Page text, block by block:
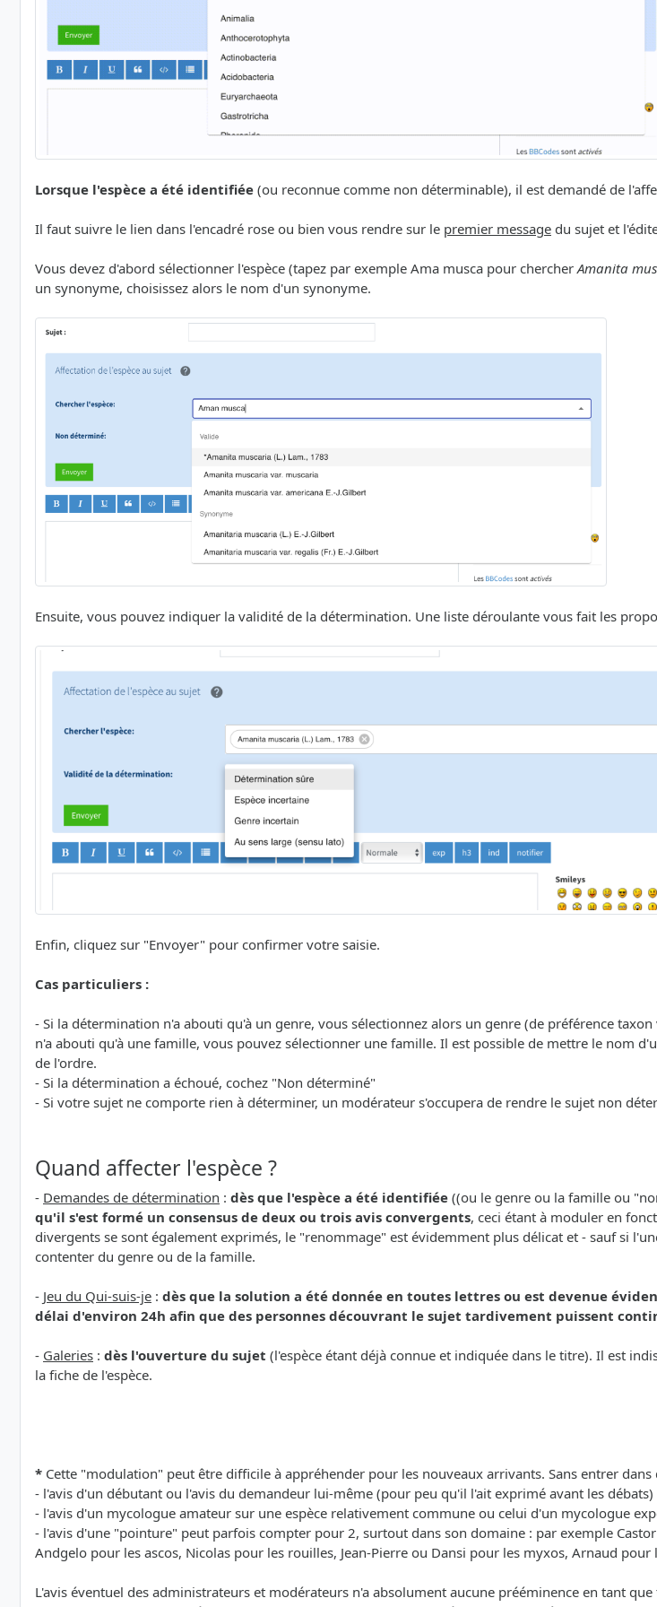
Lorsque l'espèce a été identifiée (ou reconnue comme non déterminable), il est demandé de
Il faut suivre le lien dans l'encadré rose ou bien vous rendre sur le premier message du sujet et
Vous devez d'abord sélectionner l'espèce (tapez par exemple Ama musca pour chercherAmanita
un synonyme, choisissez alors le nom d'un synonyme.
Ensuite, vous pouvez indiquer la validité de la détermination. Une liste déroulante vous fait les
Enfin, cliquez sur "Envoyer" pour confirmer votre saisie.
Cas particuliers :
- Si la détermination n'a abouti qu'à un genre, vous sélectionnez alors un genre (de préférence
n'a abouti qu'à une famille, vous pouvez sélectionner une famille. Il est possible de mettre le nom
de l'ordre.
- Si la détermination a échoué, cochez "Non déterminé"
- Si votre sujet ne comporte rien à déterminer, un modérateur s'occupera de rendre le sujet non
Quand affecter l'espèce ?
- Demandes de détermination : dès que l'espèce a été identifiée ((ou le genre ou la famille ou
qu'il s'est formé un consensus de deux ou trois avis convergents, ceci étant à moduler en
divergents se sont également exprimés, le "renommage" est évidemment plus délicat et - sauf si
contenter du genre ou de la famille.
- Jeu du Qui-suis-je : dès que la solution a été donnée en toutes lettres ou est devenue
délai d'environ 24h afin que des personnes découvrant le sujet tardivement puissent
- Galeries : dès l'ouverture du sujet (l'espèce étant déjà connue et indiquée dans le titre). Il est
la fiche de l'espèce.
* Cette "modulation" peut être difficile à appréhender pour les nouveaux arrivants. Sans entrer
- l'avis d'un débutant ou l'avis du demandeur lui-même (pour peu qu'il l'ait exprimé avant les
- l'avis d'un mycologue amateur sur une espèce relativement commune ou celui d'un mycologue
- l'avis d'une "pointure" peut parfois compter pour 2, surtout dans son domaine : par exemple
Andgelo pour les ascos, Nicolas pour les rouilles, Jean-Pierre ou Dansi pour les myxos, Arnaud
L'avis éventuel des administrateurs et modérateurs n'a absolument aucune prééminence en tant